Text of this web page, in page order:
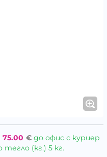
75.00 €до офис с куриер
(кг.) 5 кг.